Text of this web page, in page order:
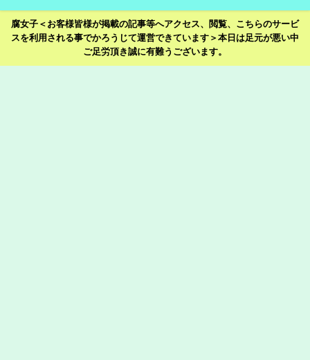
腐女子＜お客様皆様が掲載の記事等へアクセス、閲覧、こちらのサービ
スを利用される事でかろうじて運営できています＞本日は足元が悪い中
ご足労頂き誠に有難うございます。